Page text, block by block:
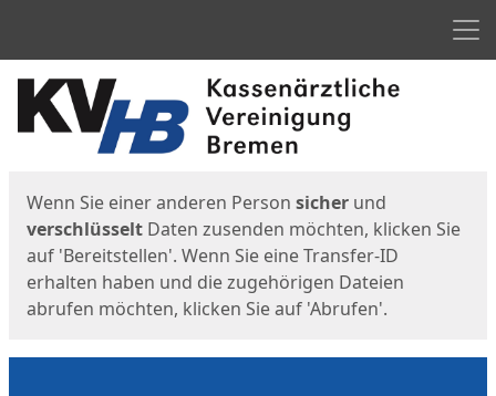
Start
Wenn Sie einer anderen Person sicher und
verschlüsselt Daten zusenden möchten, klicken Sie
auf 'Bereitstellen'. Wenn Sie eine Transfer-ID
erhalten haben und die zugehörigen Dateien
abrufen möchten, klicken Sie auf 'Abrufen'.